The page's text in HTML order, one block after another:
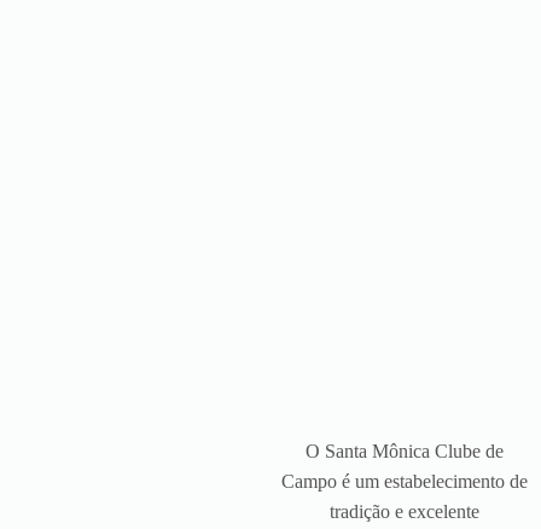
O Santa Mônica Clube de
Campo é um estabelecimento de
tradição e excelente